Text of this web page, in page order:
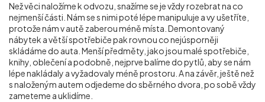
Než věci naložíme k odvozu, snažíme se je vždy rozebrat na co
nejmenší části. Nám se s nimi poté lépe manipuluje a vy ušetříte,
protože nám v autě zaberou méně místa. Demontovaný
nábytek a větší spotřebiče pak rovnou co nejúsporněji
skládáme do auta. Menší předměty, jako jsou malé spotřebiče,
knihy, oblečení a podobně, nejprve balíme do pytlů, aby se nám
lépe nakládaly a vyžadovaly méně prostoru. A na závěr, ještě než
s naloženým autem odjedeme do sběrného dvora, po sobě vždy
zameteme a uklidíme.